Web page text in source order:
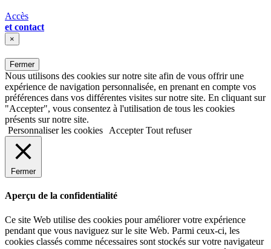
Accès
et contact
×
Fermer
Nous utilisons des cookies sur notre site afin de vous offrir une
expérience de navigation personnalisée, en prenant en compte vos
préférences dans vos différentes visites sur notre site. En cliquant sur
"Accepter", vous consentez à l'utilisation de tous les cookies
présents sur notre site.
Personnaliser les cookies
Accepter Tout refuser
Fermer
Aperçu de la confidentialité
Ce site Web utilise des cookies pour améliorer votre expérience
pendant que vous naviguez sur le site Web. Parmi ceux-ci, les
cookies classés comme nécessaires sont stockés sur votre navigateur